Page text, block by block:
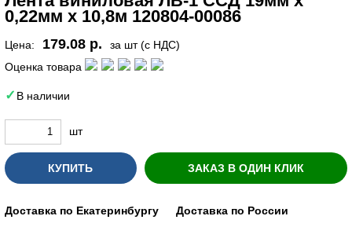
0,22мм х 10,8м 120804-00086
Цена: 179.08 р.
за шт (с НДС)
Оценка товара
В наличии
шт
КУПИТЬ ЗАКАЗ В ОДИН КЛИК
Доставка по Екатеринбургу Доставка по России